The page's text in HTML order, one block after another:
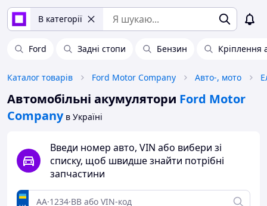
В категорії
Ford Задні стопи Бензин Кріплення
Каталог товарів Ford Motor Company Авто-, мото
Автомобільні акумулятори Ford Motor
Company в Україні
Введи номер авто, VIN або вибери зі
списку, щоб швидше знайти потрібні
запчастини